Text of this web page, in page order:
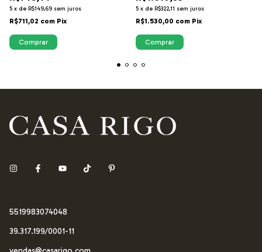
5 x de R$149,69 sem juros
R$711,02 com Pix
Comprar
5 x de R$322,11 sem juros
R$1.530,00 com Pix
Comprar
5519983074048
39.317.199/0001-11